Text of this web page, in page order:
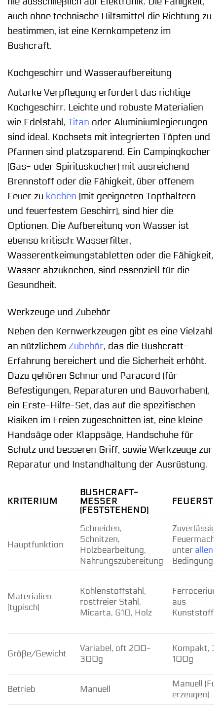
auch ohne technische Hilfsmittel die Richtung zu
bestimmen, ist eine Kernkompetenz im
Bushcraft.
Kochgeschirr und Wasseraufbereitung
Autarke Verpflegung erfordert das richtige
Kochgeschirr. Leichte und robuste Materialien
wie Edelstahl, Titan oder Aluminiumlegierungen
sind ideal. Kochsets mit integrierten Töpfen und
Pfannen sind platzsparend. Ein Campingkocher
(Gas- oder Spirituskocher) mit ausreichend
Brennstoff oder die Fähigkeit, über offenem
Feuer zu kochen (mit geeigneten Topfhaltern
und feuerfestem Geschirr), sind hier die
Optionen. Die Aufbereitung von Wasser ist
ebenso kritisch: Wasserfilter,
Wasserentkeimungstabletten oder die Fähigkeit,
Wasser abzukochen, sind essenziell für die
Gesundheit.
Werkzeuge und Zubehör
Neben den Kernwerkzeugen gibt es eine Vielzahl
an nützlichem Zubehör, das die Bushcraft-
Erfahrung bereichert und die Sicherheit erhöht.
Dazu gehören Schnur und Paracord (für
Befestigungen, Reparaturen und Bauvorhaben),
ein Erste-Hilfe-Set, das auf die spezifischen
Risiken im Freien zugeschnitten ist, eine kleine
Handsäge oder Klappsäge, Handschuhe für
Schutz und besseren Griff, sowie Werkzeuge zur
Reparatur und Instandhaltung der Ausrüstung.
KRITERIUM
BUSHCRAFT-
MESSER
(FESTSTEHEND)
Hauptfunktion
Schneiden,
Schnitzen,
Holzbearbeitung,
Nahrungszubereitung
unter allen
Materialien
(typisch)
Kohlenstoffstahl,
rostfreier Stahl,
Micarta, G10, Holz
aus
Kunststoff/
Größe/Gewicht
Variabel, oft 200-
300g
Kompakt,
100g
Betrieb Manuell
Manuell
erzeugen)